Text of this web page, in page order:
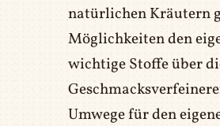
natürlichen Kräutern
Möglichkeiten den
wichtige Stoffe über
Umwege für den